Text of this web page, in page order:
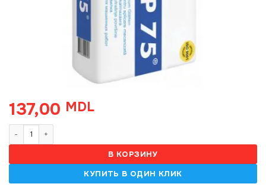
137,00 MDL
Количество товара MP- 75 , amestec uscat Knauf, 25kg
В КОРЗИНУ